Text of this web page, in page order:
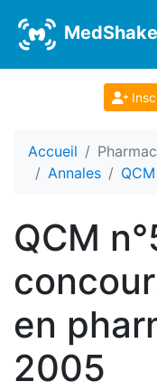
MedShake
Accueil
Annales
QCM
QCM
en
2005